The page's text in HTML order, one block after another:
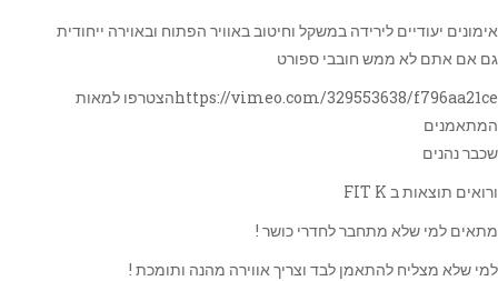
אימונים יעודיים לירידה במשקל וחיטוב באוויר הפתוח ובאוירה ייחודית
גם אם אתם לא ממש חובבי ספורט
https://vimeo.com/329553638/f796aa21ceהצטרפו למאות
המתאמנים
שכבר נהנים
ורואים תוצאות ב FIT K
מתאים למי שלא מתחבר לחדרי כושר !
למי שלא מצליח להתאמן לבד וצריך אווירה מהנה ותומכת !